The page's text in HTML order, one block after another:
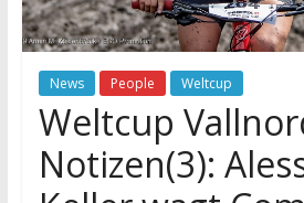
News People Weltcup
Weltcup
Notizen(3):